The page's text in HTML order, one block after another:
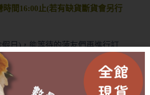
時間16:00止(若有缺貨斷貨會另行
日)，能等待的菠友們再進行訂
通知)
有碰撞/碎裂等狀況發生，不會影